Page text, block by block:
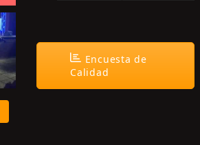
Encuesta de
Calidad